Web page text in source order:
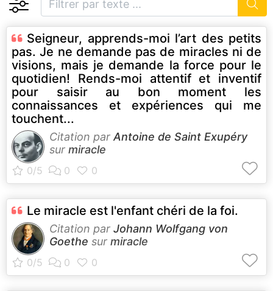
Seigneur, apprends-moi l’art des petits
pas. Je ne demande pas de miracles ni de
visions, mais je demande la force pour le
quotidien! Rends-moi attentif et inventif
pour saisir au bon moment les
connaissances et expériences qui me
touchent...
Citation par Antoine de Saint Exupéry
sur miracle
Le miracle est l'enfant chéri de la foi.
Citation par Johann Wolfgang von
Goethe sur miracle